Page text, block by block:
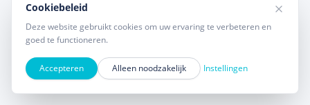
Cookiebeleid
Deze website gebruikt cookies om uw ervaring te verbeteren en
goed te functioneren.
Accepteren Alleen noodzakelijk Instellingen